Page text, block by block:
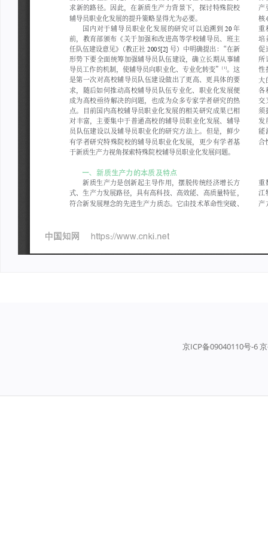
京ICP备09040110号-6